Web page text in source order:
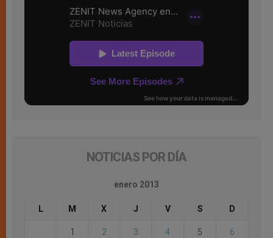
NOTICIAS POR DÍA
enero 2013
L M X J V S D
1 2 3 4 5 6